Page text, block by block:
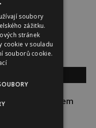
Abazid
kvůli úzkostem
soubory
zážitku.
stránek
cookie v souladu
souborů cookie.